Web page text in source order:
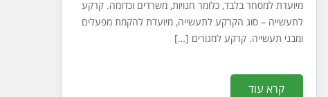
מיועדת למסחר בלבד, כלומר חנויות, משרדים וכדומה. קרקע
לתעשייה – סוג הקרקע לתעשייה, מיועדת להקמת מפעלים
ומבני תעשייה. קרקע למגורים […]
קרא עוד